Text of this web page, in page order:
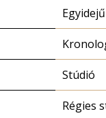
Stúdió
Régies